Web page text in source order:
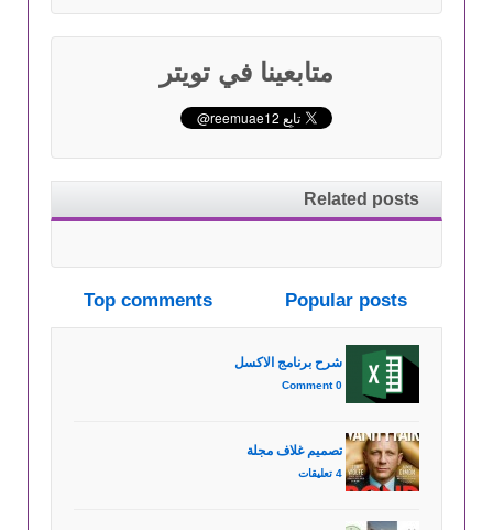
متابعينا في تويتر
Related posts
Popular posts
Top comments
شرح برنامج الاكسل
0 Comment
تصميم غلاف مجلة
4 تعليقات